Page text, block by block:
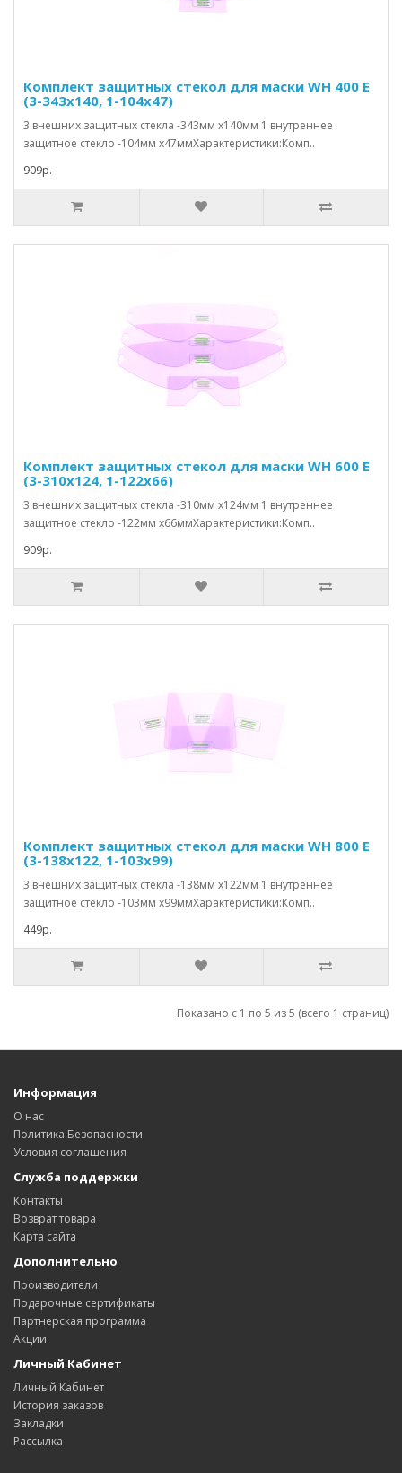
Комплект защитных стекол для маски WH 400 E
(3-343x140, 1-104х47)
3 внешних защитных стекла -343мм x140мм 1 внутреннее
защитное стекло -104мм х47ммХарактеристики:Комп..
909р.
Комплект защитных стекол для маски WH 600 E
(3-310x124, 1-122x66)
3 внешних защитных стекла -310мм x124мм 1 внутреннее
защитное стекло -122мм x66ммХарактеристики:Комп..
909р.
Комплект защитных стекол для маски WH 800 E
(3-138x122, 1-103x99)
3 внешних защитных стекла -138мм x122мм 1 внутреннее
защитное стекло -103мм x99ммХарактеристики:Комп..
449р.
Показано с 1 по 5 из 5 (всего 1 страниц)
Информация
О нас
Политика Безопасности
Условия соглашения
Служба поддержки
Контакты
Возврат товара
Карта сайта
Дополнительно
Производители
Подарочные сертификаты
Партнерская программа
Акции
Личный Кабинет
Личный Кабинет
История заказов
Закладки
Рассылка